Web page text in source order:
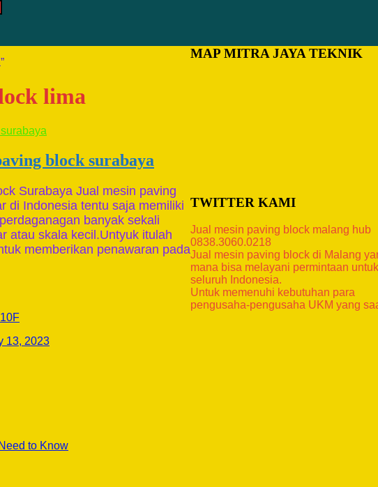
lima
block surabaya
Surabaya Jual mesin paving
di Indonesia tentu saja memiliki
banyak sekali
atau skala kecil.Untyuk itulah
memberikan penawaran pada
MAP MITRA JAYA TEKNIK
TWITTER KAMI
Jual mesin paving block malang hub
0838.3060.0218
Jual mesin paving block di Malang
mana bisa melayani permintaan untuk
seluruh Indonesia.
Untuk memenuhi kebutuhan para
pengusaha-pengusaha UKM yang
13, 2023
to Know